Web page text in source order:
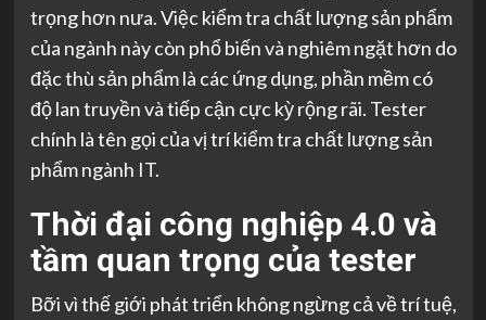
trọng hơn nưa. Việc kiểm tra chất lượng sản phẩm
của ngành này còn phổ biến và nghiêm ngặt hơn do
đặc thù sản phẩm là các ứng dụng, phần mềm có
độ lan truyền và tiếp cận cực kỳ rộng rãi. Tester
chính là tên gọi của vị trí kiểm tra chất lượng sản
phẩm ngành IT.
Thời đại công nghiệp 4.0 và
tầm quan trọng của tester
Bỡi vì thế giới phát triển không ngừng cả về trí tuệ,